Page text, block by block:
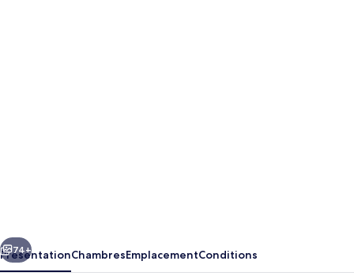
Suivant
74+
PrésentationChambresEmplacementConditions